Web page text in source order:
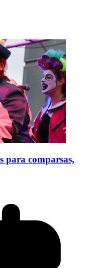
para comparsas,